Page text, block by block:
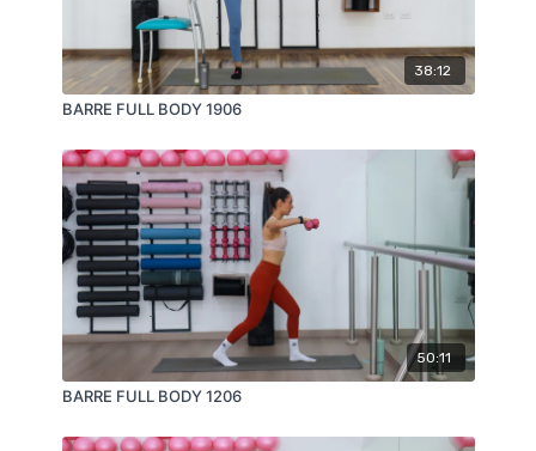
38:12
BARRE FULL BODY 1906
50:11
BARRE FULL BODY 1206